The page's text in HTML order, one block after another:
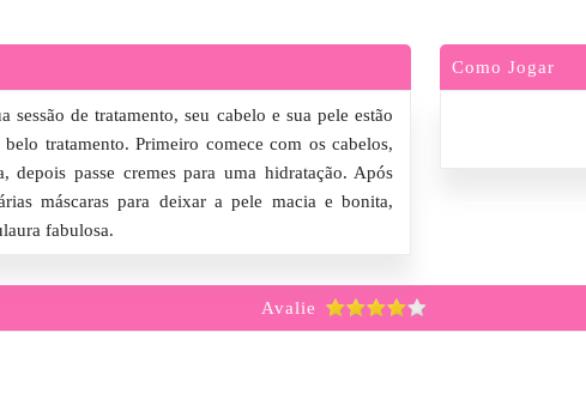
de tratamento, seu cabelo e sua pele estão
tratamento. Primeiro comece com os cabelos,
passe cremes para uma hidratação. Após
máscaras para deixar a pele macia e bonita,
fabulosa.
Como Jogar
Avalie